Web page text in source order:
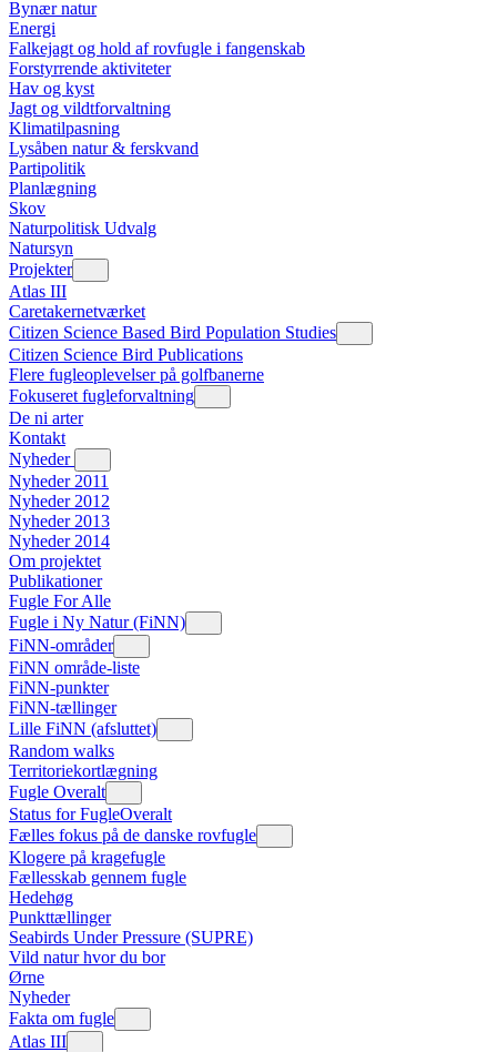
Bynær natur
Energi
Falkejagt og hold af rovfugle i fangenskab
Forstyrrende aktiviteter
Hav og kyst
Jagt og vildtforvaltning
Klimatilpasning
Lysåben natur & ferskvand
Partipolitik
Planlægning
Skov
Naturpolitisk Udvalg
Natursyn
Projekter
Atlas III
Caretakernetværket
Citizen Science Based Bird Population Studies
Citizen Science Bird Publications
Flere fugleoplevelser på golfbanerne
Fokuseret fugleforvaltning
De ni arter
Kontakt
Nyheder
Nyheder 2011
Nyheder 2012
Nyheder 2013
Nyheder 2014
Om projektet
Publikationer
Fugle For Alle
Fugle i Ny Natur (FiNN)
FiNN-områder
FiNN område-liste
FiNN-punkter
FiNN-tællinger
Lille FiNN (afsluttet)
Random walks
Territoriekortlægning
Fugle Overalt
Status for FugleOveralt
Fælles fokus på de danske rovfugle
Klogere på kragefugle
Fællesskab gennem fugle
Hedehøg
Punkttællinger
Seabirds Under Pressure (SUPRE)
Vild natur hvor du bor
Ørne
Nyheder
Fakta om fugle
Atlas III